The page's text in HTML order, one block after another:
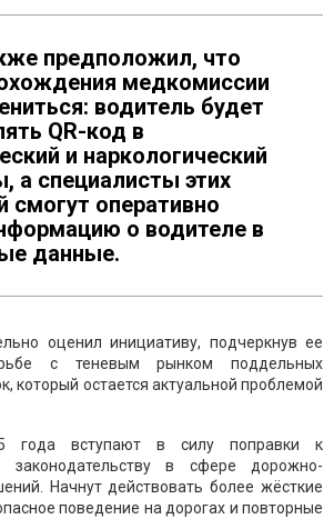
предположил, что
медкомиссии
водитель будет
QR-код в
и наркологический
а специалисты этих
смогут оперативно
о водителе в
данные.
оценил инициативу, подчеркнув ее
с теневым рынком поддельных
который остается актуальной проблемой
года вступают в силу поправки к
законодательству в сфере дорожно-
Начнут действовать более жёсткие
поведение на дорогах и повторные